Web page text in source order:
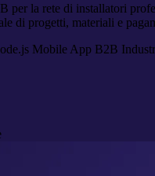
per la rete di installatori
di progetti, materiali e
Mobile App B2B